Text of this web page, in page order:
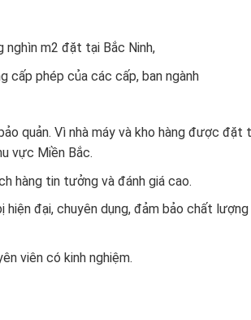
nghìn m2 đặt tại Bắc Ninh,
cấp phép của các cấp, ban ngành
quản. Vì nhà máy và kho hàng được đặt
vực Miền Bắc.
hàng tin tưởng và đánh giá cao.
đại, chuyên dụng, đảm bảo chất lượng
viên có kinh nghiệm.